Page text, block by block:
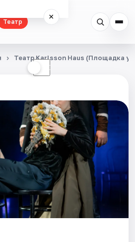
Театр ×
☾
Театр Karlsson Haus (Площадка